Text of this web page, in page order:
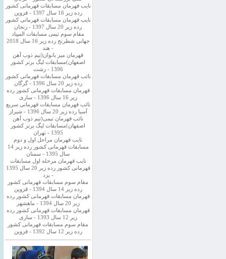
نایب قهرمان مسابقات قهرمانی کشور
رده زیر 16 سال 1397 - قزوین
نایب قهرمان مسابقات قهرمانی کشور
رده زیر 20 سال 1397 - زنجان
مقام سوم تیمی مسابقات المپیاد
جهانی شطرنج رده زیر 16 سال 2018
- هند
قهرمان میز بانوان(تیم ذوب آهن
اصفهان)مسابقات لیگ برتر کشور
1396 - رشت
نائب قهرمان مسابقات قهرمانی کشور
رده زیر 20 سال 1396 - گرگان
قهرمان مسابقات قهرمانی کشور رده
زیر 16 سال 1396 - ساری
نائب قهرمان مسابقات قهرمانی سریع
آسیا رده زیر 20 سال 1396 - شیراز
نائب قهرمان تیمی(تیم ذوب آهن
اصفهان)مسابقات لیگ برتر کشور
1395 - تهران
نایب قهرمان مراحل اول و دوم
مسابقات قهرمانی کشور رده زیر 14
سال 1395 - سمنان
نایب قهرمان مرحله اول مسابقات
قهرمانی کشور رده زیر 20 سال 1395
- یزد
مقام سوم مسابقات قهرمانی کشور
رده زیر 14 سال 1394 - قزوین
قهرمان مسابقات قهرمانی کشور رده
زیر 20 سال 1394 - ماهشهر
قهرمان مسابقات قهرمانی کشور رده
زیر 12 سال 1393 - ساری
مقام سوم مسابقات قهرمانی کشور
رده زیر 12 سال 1392 - قزوین